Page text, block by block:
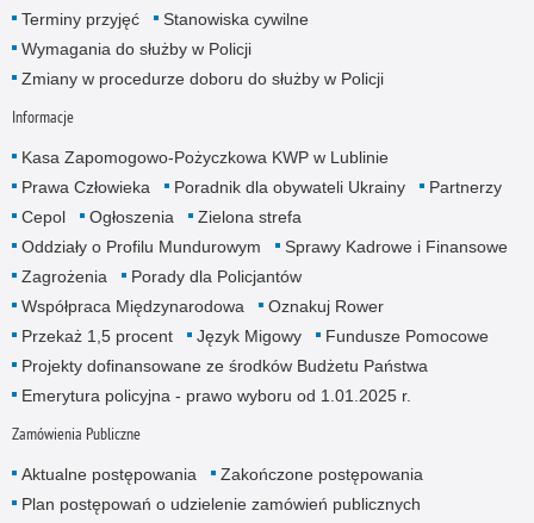
Terminy przyjęć
Stanowiska cywilne
Wymagania do służby w Policji
Zmiany w procedurze doboru do służby w Policji
Informacje
Kasa Zapomogowo-Pożyczkowa KWP w Lublinie
Prawa Człowieka
Poradnik dla obywateli Ukrainy
Partnerzy
Cepol
Ogłoszenia
Zielona strefa
Oddziały o Profilu Mundurowym
Sprawy Kadrowe i Finansowe
Zagrożenia
Porady dla Policjantów
Współpraca Międzynarodowa
Oznakuj Rower
Przekaż 1,5 procent
Język Migowy
Fundusze Pomocowe
Projekty dofinansowane ze środków Budżetu Państwa
Emerytura policyjna - prawo wyboru od 1.01.2025 r.
Zamówienia Publiczne
Aktualne postępowania
Zakończone postępowania
Plan postępowań o udzielenie zamówień publicznych